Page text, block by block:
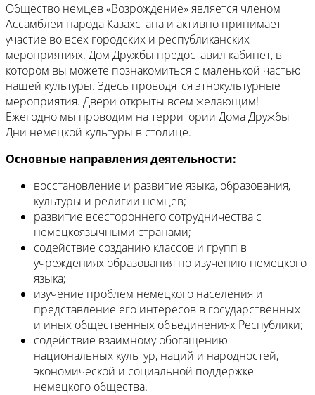
Общество немцев «Возрождение» является членом
Ассамблеи народа Казахстана и активно принимает
участие во всех городских и республиканских
мероприятиях. Дом Дружбы предоставил кабинет, в
котором вы можете познакомиться с маленькой частью
нашей культуры. Здесь проводятся этнокультурные
мероприятия. Двери открыты всем желающим!
Ежегодно мы проводим на территории Дома Дружбы
Дни немецкой культуры в столице.
Основные направления деятельности:
восстановление и развитие языка, образования,
культуры и религии немцев;
развитие всестороннего сотрудничества с
немецкоязычными странами;
содействие созданию классов и групп в
учреждениях образования по изучению немецкого
языка;
изучение проблем немецкого населения и
представление его интересов в государственных
и иных общественных объединениях Республики;
содействие взаимному обогащению
национальных культур, наций и народностей,
экономической и социальной поддержке
немецкого общества.